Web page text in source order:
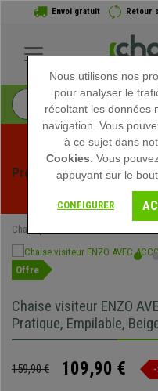
Envoi gratuit Retour
Profitez des soldes d'été
exclusives pour
Chaisepro
Offre
Chaise visiteur ENZO
Pratique, Empilable,
159,90 € 109,90 €
Nous utilisons nos
pour analyser le
récoltant les données
navigation. Vous
à ce sujet dans
Cookies . Vous
appuyant sur le
CONFIGURER